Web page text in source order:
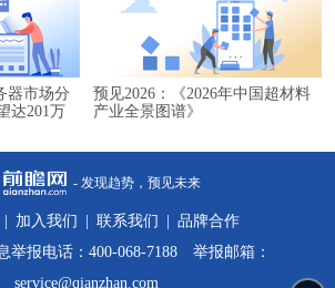
器市场分
达201万
预见2026：《2026年中国超材料
产业全景图谱》
- 发现趋势，预见未来
加入我们 联系我们
品牌合作
举报电话：400-068-7188 举报邮箱：
service@qianzhan.com